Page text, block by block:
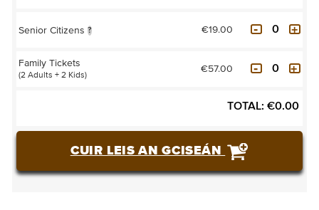
Senior Citizens ? €19.00
Family Tickets
(2 Adults + 2 Kids)
€57.00
TOTAL: €0.00
CUIR LEIS AN GCISEÁN